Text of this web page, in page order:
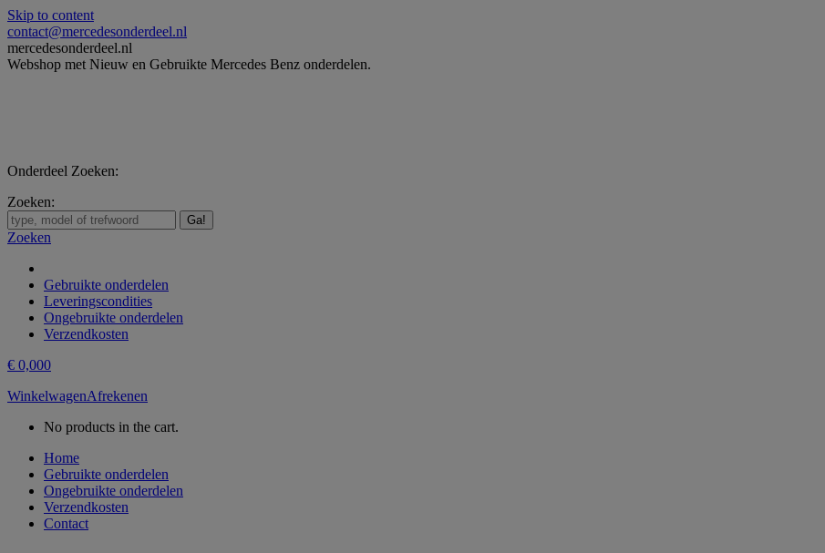
Skip to content
contact@mercedesonderdeel.nl
mercedesonderdeel.nl
Webshop met Nieuw en Gebruikte Mercedes Benz onderdelen.
Onderdeel Zoeken:
Zoeken:
Zoeken
Gebruikte onderdelen
Leveringscondities
Ongebruikte onderdelen
Verzendkosten
€ 0,000
WinkelwagenAfrekenen
No products in the cart.
Home
Gebruikte onderdelen
Ongebruikte onderdelen
Verzendkosten
Contact